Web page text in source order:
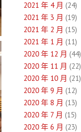
2021 年 4 月 (24)
2021 年 3 月 (19)
2021 年 2 月 (15)
2021 年 1 月 (11)
2020 年 12 月 (44)
2020 年 11 月 (22)
2020 年 10 月 (21)
2020 年 9 月 (12)
2020 年 8 月 (13)
2020 年 7 月 (15)
2020 年 6 月 (23)